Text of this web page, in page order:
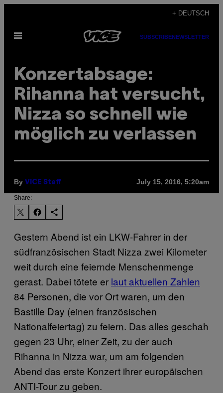
content
+ DEUTSCH
Open
SUBSCRIBENEWSLETTER
Konzertabsage:
Rihanna hat versucht,
Nizza so schnell wie
möglich zu verlassen
By VICE Staff July 15, 2016, 5:20am
Share:
Gestern Abend ist ein LKW-Fahrer in der
südfranzösischen Stadt Nizza zwei Kilometer
weit durch eine feiernde Menschenmenge
gerast. Dabei tötete er laut aktuellen Zahlen
84 Personen, die vor Ort waren, um den
Bastille Day (einen französischen
Nationalfeiertag) zu feiern. Das alles geschah
gegen 23 Uhr, einer Zeit, zu der auch
Rihanna in Nizza war, um am folgenden
Abend das erste Konzert ihrer europäischen
ANTI-Tour zu geben.